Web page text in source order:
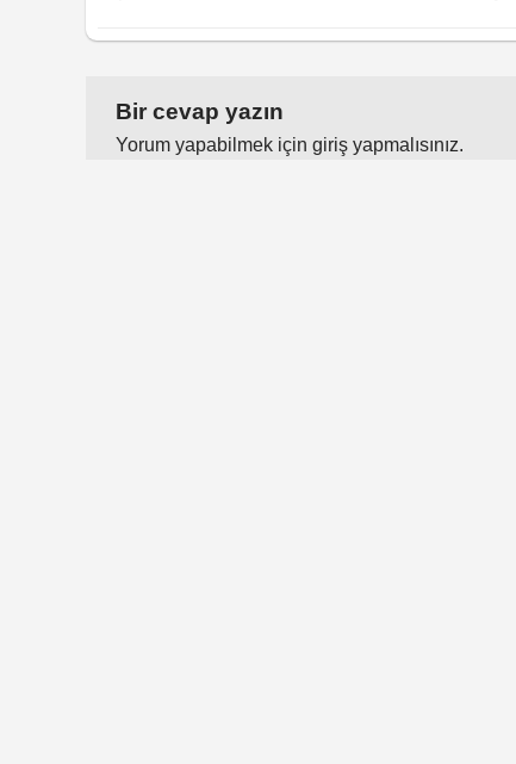
Bir cevap yazın
Yorum yapabilmek için giriş yapmalısınız.